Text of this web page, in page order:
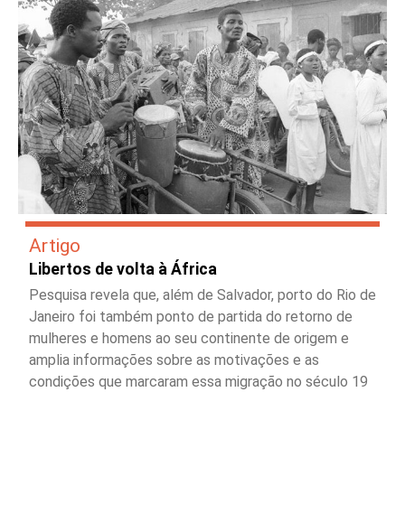
Artigo
Libertos de volta à África
Pesquisa revela que, além de Salvador, porto do Rio de
Janeiro foi também ponto de partida do retorno de
mulheres e homens ao seu continente de origem e
amplia informações sobre as motivações e as
condições que marcaram essa migração no século 19